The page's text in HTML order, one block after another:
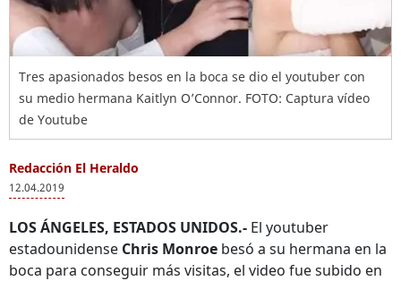
Tres apasionados besos en la boca se dio el youtuber con
su medio hermana Kaitlyn O’Connor. FOTO: Captura vídeo
de Youtube
Redacción El Heraldo
12.04.2019
LOS ÁNGELES, ESTADOS UNIDOS.- El youtuber
estadounidense Chris Monroe besó a su hermana en la
boca para conseguir más visitas, el video fue subido en